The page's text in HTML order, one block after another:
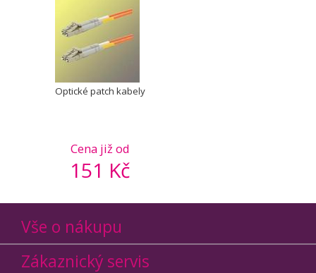
Cena již od
151 Kč
Optické patch kabely
Vše o nákupu
Zákaznický servis